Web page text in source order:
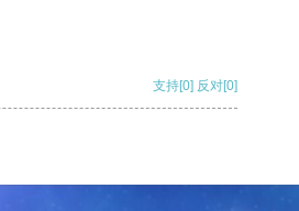
支持[0] 反对[0]